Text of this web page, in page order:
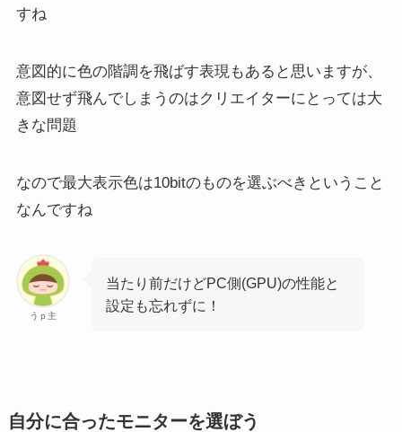
すね
意図的に色の階調を飛ばす表現もあると思いますが、
意図せず飛んでしまうのはクリエイターにとっては大
きな問題
なので最大表示色は10bitのものを選ぶべきということ
なんですね
うｐ主
当たり前だけどPC側(GPU)の性能と
設定も忘れずに！
自分に合ったモニターを選ぼう